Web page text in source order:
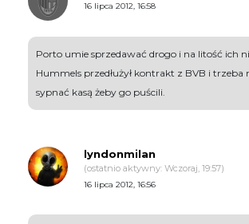
16 lipca 2012, 16:58
Porto umie sprzedawać drogo i na litość ich
Hummels przedłużył kontrakt z BVB i trzeba
sypnać kasą żeby go puścili.
lyndonmilan
(ostatnio aktywny: Wczoraj, 19:57)
16 lipca 2012, 16:56